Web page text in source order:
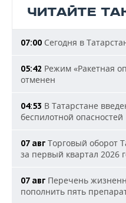
ЧИТАЙТЕ
07:00 Сегодня в
05:42 Режим «Ракетная
отменен
04:53 В Татарстане
беспилотной опасностей
07 авг Торговый оборот
за первый квартал 2026
07 авг Перечень
пополнить пять